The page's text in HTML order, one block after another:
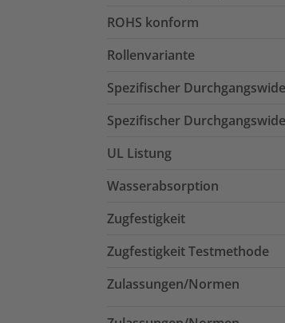
ROHS konform
Rollenvariante
Spezifischer
Spezifischer
UL Listung
Wasserabsorption
Zugfestigkeit
Zugfestigkeit Testmethode
Zulassungen/Normen